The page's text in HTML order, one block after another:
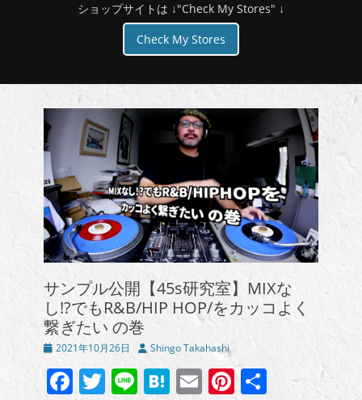
ショップサイトは ↓"Check My Stores" ↓
Check My Stores
サンプル公開【45s研究室】MIXな
し!?でもR&B/HIP HOP/をカッコよく
繋ぎたい の巻
投
日
2021年10月26日
投 Shingo Takahashi
Facebook
Twitter
LineHatena
EmailPinterest